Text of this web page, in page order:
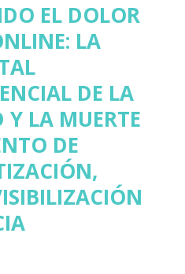
EL DOLOR
LA
DE LA
Y LA MUERTE
DE